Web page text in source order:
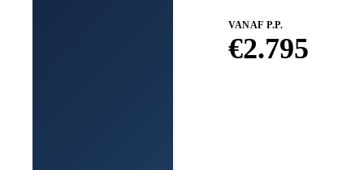
VANAF P.P.
€2.795